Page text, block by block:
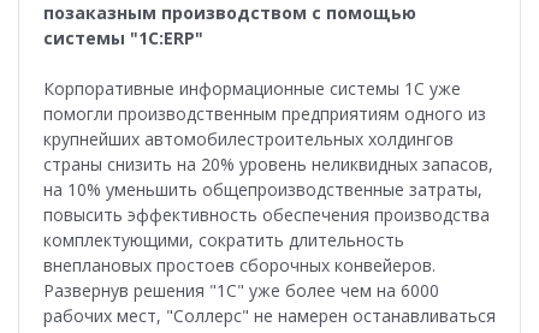
позаказным производством с помощью
системы "1С:ERP"
Корпоративные информационные системы 1С уже
помогли производственным предприятиям одного из
крупнейших автомобилестроительных холдингов
страны снизить на 20% уровень неликвидных запасов,
на 10% уменьшить общепроизводственные затраты,
повысить эффективность обеспечения производства
комплектующими, сократить длительность
внеплановых простоев сборочных конвейеров.
Развернув решения "1С" уже более чем на 6000
рабочих мест, "Соллерс" не намерен останавливаться